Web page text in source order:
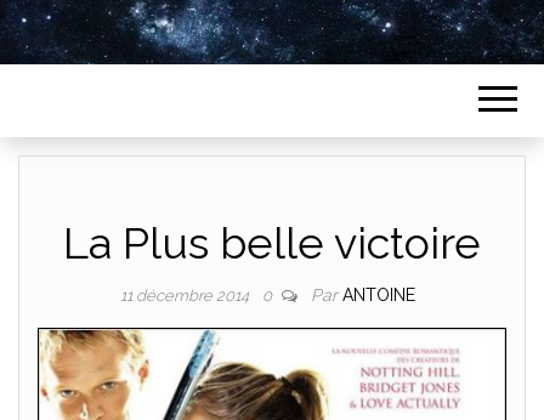
La Plus belle victoire
11 décembre 2014 0 ParANTOINE